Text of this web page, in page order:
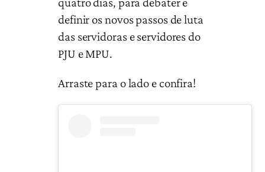
definir os novos passos de luta
das servidoras e servidores do
PJU e MPU.
Arraste para o lado e confira!